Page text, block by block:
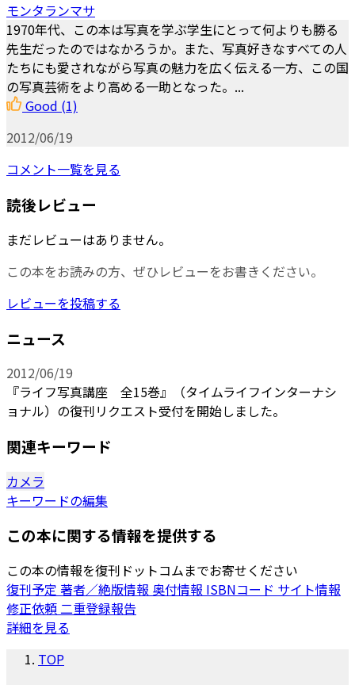
モンタランマサ
1970年代、この本は写真を学ぶ学生にとって何よりも勝る
先生だったのではなかろうか。また、写真好きなすべての人
たちにも愛されながら写真の魅力を広く伝える一方、この国
の写真芸術をより高める一助となった。...
Good (1)
2012/06/19
コメント一覧を見る
読後レビュー
まだレビューはありません。
この本をお読みの方、ぜひレビューをお書きください。
レビューを投稿する
ニュース
2012/06/19
『ライフ写真講座 全15巻』（タイムライフインターナシ
ョナル）の復刊リクエスト受付を開始しました。
関連キーワード
カメラ
キーワードの編集
この本に関する情報を提供する
この本の情報を復刊ドットコムまでお寄せください
復刊予定 著者／絶版情報 奥付情報 ISBNコード サイト情報
修正依頼二重登録報告
詳細を見る
TOP